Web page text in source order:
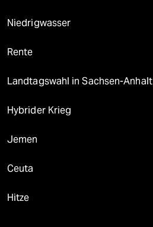
Niedrigwasser
Rente
Landtagswahl in Sachsen-Anhalt
Hybrider Krieg
Jemen
Ceuta
Hitze